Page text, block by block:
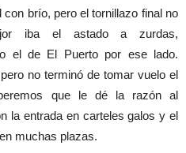
brío, pero el tornillazo final no
iba el astado a zurdas,
el de El Puerto por ese lado.
no terminó de tomar vuelo el
que le dé la razón al
la entrada en carteles galos y el
muchas plazas.